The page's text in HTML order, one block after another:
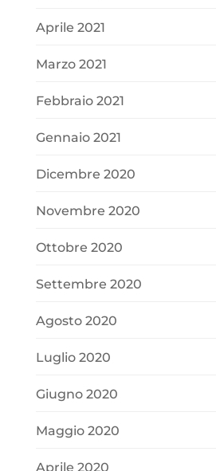
Aprile 2021
Marzo 2021
Febbraio 2021
Gennaio 2021
Dicembre 2020
Novembre 2020
Ottobre 2020
Settembre 2020
Agosto 2020
Luglio 2020
Giugno 2020
Maggio 2020
Aprile 2020